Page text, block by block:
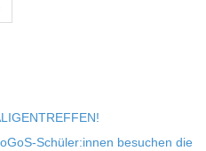
Schüler:innen besu­chen die